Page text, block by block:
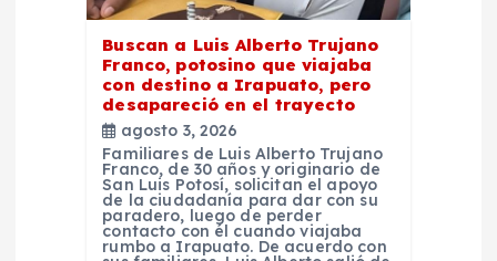
Buscan a Luis Alberto Trujano
Franco, potosino que viajaba
con destino a Irapuato, pero
desapareció en el trayecto
agosto 3, 2026
Familiares de Luis Alberto Trujano
Franco, de 30 años y originario de
San Luis Potosí, solicitan el apoyo
de la ciudadanía para dar con su
paradero, luego de perder
contacto con él cuando viajaba
rumbo a Irapuato. De acuerdo con